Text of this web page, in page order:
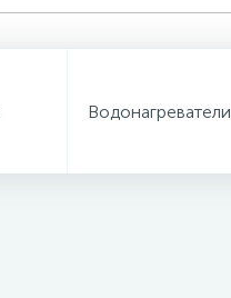
Водонагреватели